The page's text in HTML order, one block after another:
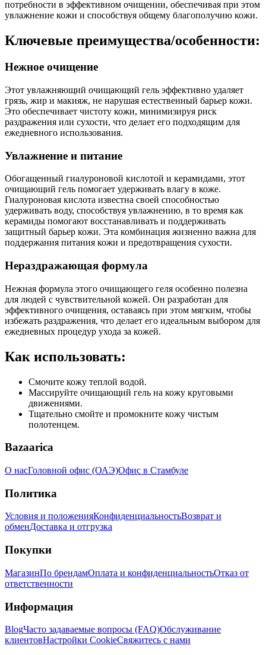
потребности в эффективном очищении, обеспечивая при этом
увлажнение кожи и способствуя общему благополучию кожи.
Ключевые преимущества/особенности:
Нежное очищение
Этот увлажняющий очищающий гель эффективно удаляет
грязь, жир и макияж, не нарушая естественный барьер кожи.
Это обеспечивает чистоту кожи, минимизируя риск
раздражения или сухости, что делает его подходящим для
ежедневного использования.
Увлажнение и питание
Обогащенный гиалуроновой кислотой и керамидами, этот
очищающий гель помогает удерживать влагу в коже.
Гиалуроновая кислота известна своей способностью
удерживать воду, способствуя увлажнению, в то время как
керамиды помогают восстанавливать и поддерживать
защитный барьер кожи. Эта комбинация жизненно важна для
поддержания питания кожи и предотвращения сухости.
Нераздражающая формула
Нежная формула этого очищающего геля особенно полезна
для людей с чувствительной кожей. Он разработан для
эффективного очищения, оставаясь при этом мягким, чтобы
избежать раздражения, что делает его идеальным выбором для
ежедневных процедур ухода за кожей.
Как использовать:
Смочите кожу теплой водой.
Массируйте очищающий гель на кожу круговыми
движениями.
Тщательно смойте и промокните кожу чистым
полотенцем.
Bazaarica
О насГоловной офис (ОАЭ)Офис в Стамбуле
Политика
Условия и положенияКонфиденциальностьВозврат и
обменДоставка и отгрузка
Покупки
МагазинПо брендамОплата и конфиденциальностьОтказ от
ответственности
Информация
BlogЧасто задаваемые вопросы (FAQ)Обслуживание
клиентовНастройки CookieСвяжитесь с нами